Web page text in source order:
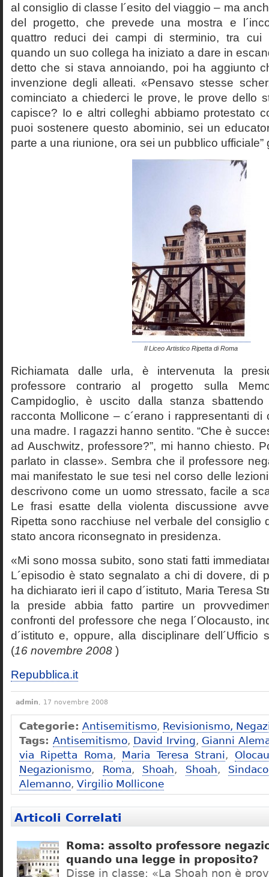
al consiglio di classe l´esito del viaggio – ma
del progetto, che prevede una mostra e
quattro reduci dei campi di sterminio, tra cui
quando un suo collega ha iniziato a dare in
detto che si stava annoiando, poi ha aggiunto
invenzione degli alleati. «Pensavo stesse
cominciato a chiederci le prove, le prove dello
capisce? Io e altri colleghi abbiamo protestato
puoi sostenere questo abominio, sei un
parte a una riunione, ora sei un pubblico ufficiale”
Il Liceo Artistico Ripetta di Roma
Richiamata dalle urla, è intervenuta la
professore contrario al progetto sulla
Campidoglio, è uscito dalla stanza
racconta Mollicone – c´erano i rappresentanti
una madre. I ragazzi hanno sentito. “Che è
ad Auschwitz, professore?”, mi hanno chiesto.
parlato in classe». Sembra che il professore
mai manifestato le sue tesi nel corso delle
descrivono come un uomo stressato, facile a
Le frasi esatte della violenta discussione
Ripetta sono racchiuse nel verbale del consiglio
stato ancora riconsegnato in presidenza.
«Mi sono mossa subito, sono stati fatti
L´episodio è stato segnalato a chi di dovere, di
ha dichiarato ieri il capo d´istituto, Maria Teresa
la preside abbia fatto partire un
confronti del professore che nega l´Olocausto,
d´istituto e, oppure, alla disciplinare dell´Ufficio
(16 novembre 2008 )
Repubblica.it
admin, 17 novembre 2008
Categorie: Antisemitismo, Revisionismo,
Tags: Antisemitismo, David Irving, Gianni
via Ripetta Roma, Maria Teresa Strani,
Negazionismo, Roma, Shoah, Shoah,
Alemanno, Virgilio Mollicone
Articoli Correlati
Roma: assolto professore
quando una legge in proposito?
Disse in classe: «La Shoah non è